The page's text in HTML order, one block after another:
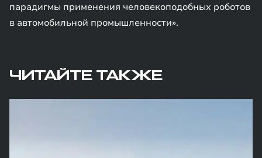
парадигмы применения человекоподобных роботов
в автомобильной промышленности».
ЧИТАЙТЕ ТАКЖЕ